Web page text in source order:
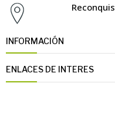
INFORMACIÓN
ENLACES DE INTERES